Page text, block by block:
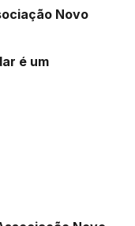
Novo
é um